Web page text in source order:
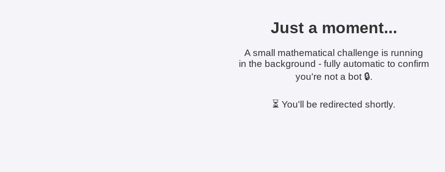
Just a moment...
A small mathematical challenge is running
in the background - fully automatic to confirm
you're not a bot 🔒.
⏳ You'll be redirected shortly.